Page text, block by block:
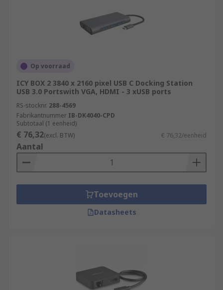
Op voorraad
ICY BOX 2 3840 x 2160 pixel USB C Docking Station
USB 3.0 Portswith VGA, HDMI - 3 xUSB ports
RS-stocknr. 288-4569
Fabrikantnummer IB-DK4040-CPD
Subtotaal (1 eenheid)
€ 76,32(excl. BTW) € 76,32/eenheid
Aantal
Toevoegen
Datasheets